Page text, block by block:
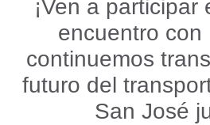
¡Ven a participar
encuentro con
continuemos
futuro del
San José